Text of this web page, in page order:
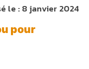
le :8 janvier 2024
pour